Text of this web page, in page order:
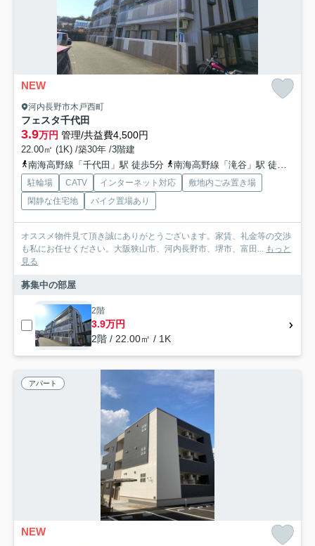
NEW
河内長野市木戸西町
フェスタ千代田
3.9万円 管理/共益費4,500円
22.00㎡ (1K) /築30年 /3階建
南海高野線「千代田」駅 徒歩5分
南海高野線「滝谷」駅 徒歩20分
駐輪場 CATV インターネット対応
敷地内ごみ置き場
閑静な住宅地
バイク置場あり
オススメ物件見て頂き誠にありがとうございます。家賃、礼金等の交渉
も私にお任せください。大阪狭山市、河内長野市、堺市、富田... もっと
見る
募集中の部屋
2階
3.9万円
2階 / 22.00㎡ / 1K
アパート
NEW